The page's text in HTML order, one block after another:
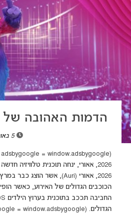
הדמות האהובה של אירוויזיון 2026
5 באוגוסט 2026
הכוכבים הגדולים של האירוע, כאשר